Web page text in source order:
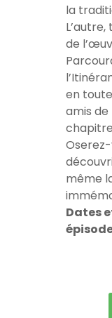
la
de
en
amis de
même
Dates